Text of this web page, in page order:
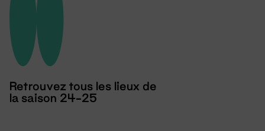
Retrouvez tous les lieux de
la saison 24-25